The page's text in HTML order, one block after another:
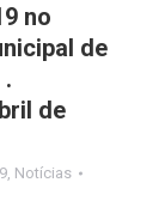
no
de
de
Notícias